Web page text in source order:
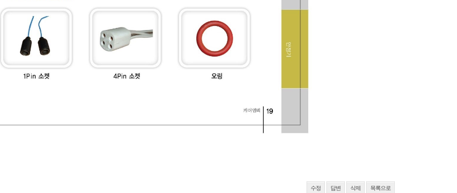
수정 답변 삭제 목록으로